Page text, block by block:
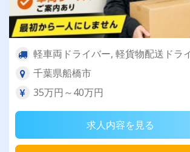
軽車両ドライバー, 軽貨物配送ドラ
千葉県船橋市
35万円～40万円
求人内容を見る